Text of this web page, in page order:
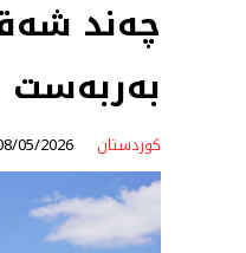
چەند
بەربەست
کوردستان 05/2026